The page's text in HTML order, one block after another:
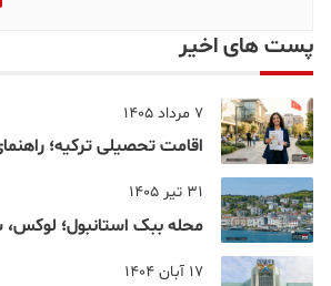
پست های اخیر
7 مرداد 1405
اقامت تحصیلی ترکیه؛
31 تیر 1405
محله ببک استانبول؛ لوکس،
17 آبان 1404